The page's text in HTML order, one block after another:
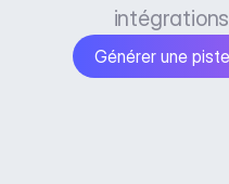
Générer une piste